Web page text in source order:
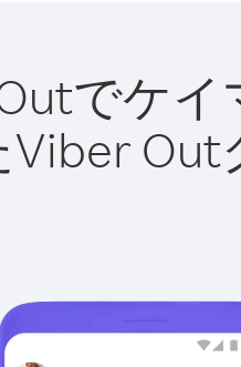
でケイ
Viber